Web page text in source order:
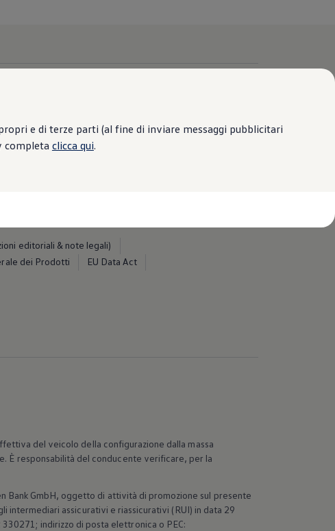
e di terze parti (al fine di inviare messaggi pubblicitari
completa clicca qui.
IG Volkswagen for Business
editoriali & note legali)
dei Prodotti
EU Data Act
del veicolo della configurazione dalla massa
È responsabilità del conducente verificare, per la
Bank GmbH, oggetto di attività di promozione sul presente
intermediari assicurativi e riassicurativi (RUI) in data 29
indirizzo di posta elettronica o PEC: